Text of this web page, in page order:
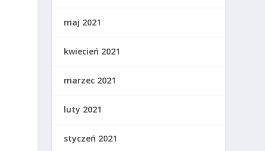
maj 2021
kwiecień 2021
marzec 2021
luty 2021
styczeń 2021